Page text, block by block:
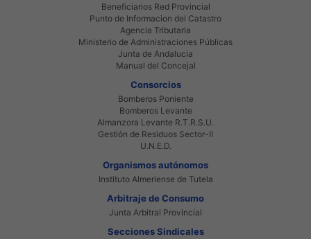
Beneficiarios Red Provincial
Punto de Informacion del Catastro
Agencia Tributaria
Ministerio de Administraciones Públicas
Junta de Andalucia
Manual del Concejal
Consorcios
Bomberos Poniente
Bomberos Levante
Almanzora Levante R.T.R.S.U.
Gestión de Residuos Sector-II
U.N.E.D.
Organismos autónomos
Instituto Almeriense de Tutela
Arbitraje de Consumo
Junta Arbitral Provincial
Secciones Sindicales